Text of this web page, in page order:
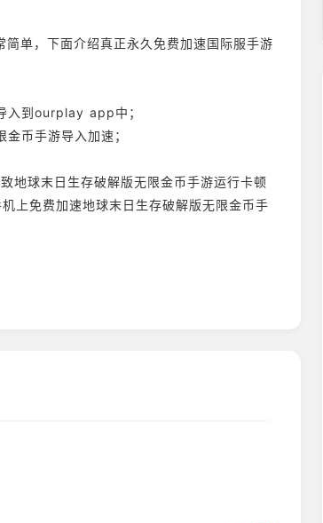
单，下面介绍真正永久免费加速国际服手游
入到ourplay app中；
币手游导入加速；
地球末日生存破解版无限金币手游运行卡顿
上免费加速地球末日生存破解版无限金币手